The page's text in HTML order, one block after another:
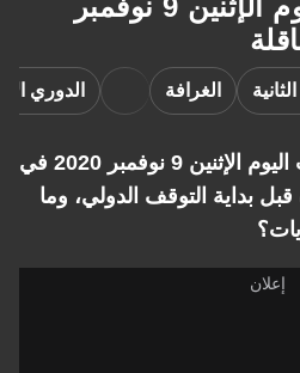
جدول مباريات اليوم الإثنين 9 نوفمبر
الغرافة الدوري
تعرف على موعد مباريات اليوم الإثنين 9 نوفمبر 2020 في
بداية التوقف الدولي، وما